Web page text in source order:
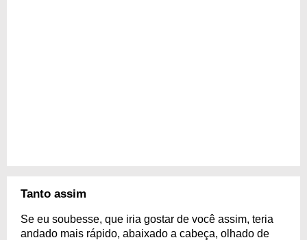
Tanto assim
Se eu soubesse, que iria gostar de você assim, teria
andado mais rápido, abaixado a cabeça, olhado de